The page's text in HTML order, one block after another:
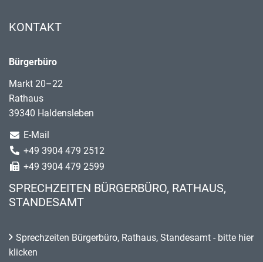
KONTAKT
Bürgerbüro
Markt 20–22
Rathaus
39340 Haldensleben
E-Mail
+49 3904 479 2512
+49 3904 479 2599
SPRECHZEITEN BÜRGERBÜRO, RATHAUS,
STANDESAMT
Sprechzeiten Bürgerbüro, Rathaus, Standesamt - bitte hier
klicken